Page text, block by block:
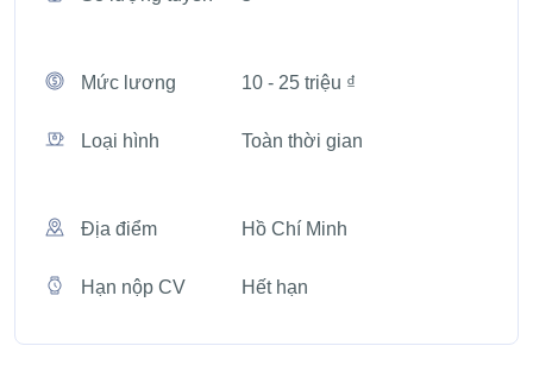
Mức lương 10 - 25 triệu ₫
Loại hình Toàn thời gian
Địa điểm Hồ Chí Minh
Hạn nộp CV Hết hạn